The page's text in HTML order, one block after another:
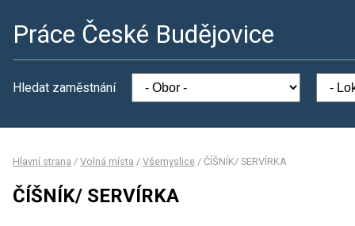
Práce České Budějovice
Hledat zaměstnání
Hlavní strana / Volná místa / Všemyslice / ČÍŠNÍK/ SERVÍRKA
ČÍŠNÍK/ SERVÍRKA